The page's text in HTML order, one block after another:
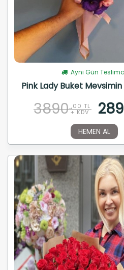
Aynı Gün
Pink Lady Buket
3890 ,00 TL
+ KDV
HEMEN AL